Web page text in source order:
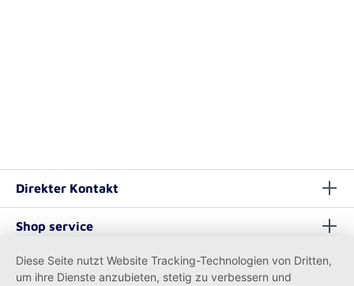
Direkter Kontakt
Shop service
Informationen
Diese Seite nutzt Website Tracking-Technologien von Dritten,
um ihre Dienste anzubieten, stetig zu verbessern und